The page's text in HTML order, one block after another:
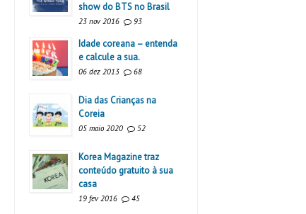
show do BTS no Brasil
23 nov 2016 93
Idade coreana – entenda
e calcule a sua.
06 dez 2013 68
Dia das Crianças na
Coreia
05 maio 2020 52
Korea Magazine traz
conteúdo gratuito à sua
casa
19 fev 2016 45